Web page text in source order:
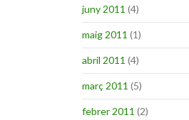
juny 2011 (4)
maig 2011 (1)
abril 2011 (4)
març 2011 (5)
febrer 2011 (2)